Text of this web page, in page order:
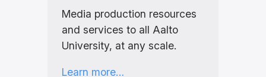
Media production resources
and services to all Aalto
University, at any scale.
Learn more…